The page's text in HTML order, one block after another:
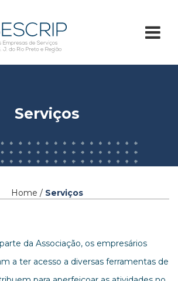
Serviços
Home / Serviços
da Associação, os empresários
a ter acesso a diversas ferramentas de